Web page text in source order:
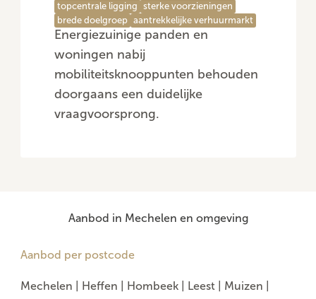
topcentrale ligging sterke voorzieningen
brede doelgroep aantrekkelijke verhuurmarkt
Energiezuinige panden en
woningen nabij
mobiliteitsknooppunten behouden
doorgaans een duidelijke
vraagvoorsprong.
Aanbod in Mechelen en omgeving
Aanbod per postcode
Mechelen Heffen Hombeek| Leest Muizen